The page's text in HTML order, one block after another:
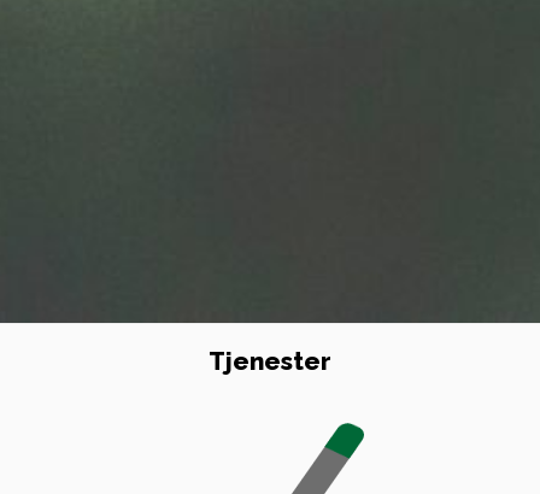
Tjenester